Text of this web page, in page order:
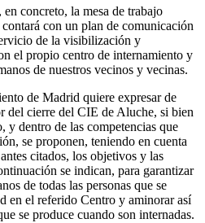
concreto, la mesa de trabajo
con un plan de comunicación
de la visibilización y
el propio centro de internamiento y
de nuestros vecinos y vecinas.
de Madrid quiere expresar de
del cierre del CIE de Aluche, si bien
y dentro de las competencias que
se proponen, teniendo en cuenta
citados, los objetivos y las
se indican, para garantizar
de todas las personas que se
en el referido Centro y aminorar así
se produce cuando son internadas.